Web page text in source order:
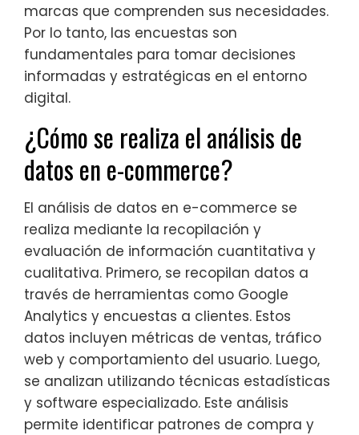
marcas que comprenden sus necesidades.
Por lo tanto, las encuestas son
fundamentales para tomar decisiones
informadas y estratégicas en el entorno
digital.
¿Cómo se realiza el análisis de
datos en e-commerce?
El análisis de datos en e-commerce se
realiza mediante la recopilación y
evaluación de información cuantitativa y
cualitativa. Primero, se recopilan datos a
través de herramientas como Google
Analytics y encuestas a clientes. Estos
datos incluyen métricas de ventas, tráfico
web y comportamiento del usuario. Luego,
se analizan utilizando técnicas estadísticas
y software especializado. Este análisis
permite identificar patrones de compra y